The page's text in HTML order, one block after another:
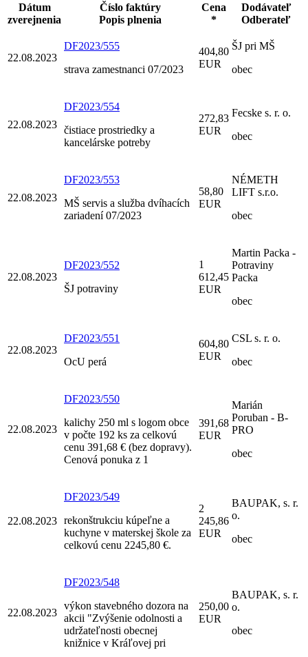
Dátum
zverejnenia
Číslo faktúry
Popis plnenia
Cena
*
Dodávateľ
Odberateľ
22.08.2023
DF2023/555
strava zamestnanci 07/2023
404,80
EUR
ŠJ pri MŠ
obec
22.08.2023
DF2023/554
čistiace prostriedky a
kancelárske potreby
272,83
EUR
Fecske s. r. o.
obec
22.08.2023
DF2023/553
MŠ servis a služba dvíhacích
zariadení 07/2023
58,80
EUR
NÉMETH
LIFT s.r.o.
obec
22.08.2023
DF2023/552
ŠJ potraviny
1
612,45
EUR
Martin Packa -
Potraviny
Packa
obec
22.08.2023
DF2023/551
OcU perá
604,80
EUR
CSL s. r. o.
obec
22.08.2023
DF2023/550
kalichy 250 ml s logom obce
v počte 192 ks za celkovú
cenu 391,68 € (bez dopravy).
Cenová ponuka z 1
391,68
EUR
Marián
Poruban - B-
PRO
obec
22.08.2023
DF2023/549
rekonštrukciu kúpeľne a
kuchyne v materskej škole za
celkovú cenu 2245,80 €.
2
245,86
EUR
BAUPAK, s. r.
o.
obec
22.08.2023
DF2023/548
výkon stavebného dozora na
akcii "Zvýšenie odolnosti a
udržateľnosti obecnej
knižnice v Kráľovej pri
250,00
EUR
BAUPAK, s. r.
o.
obec